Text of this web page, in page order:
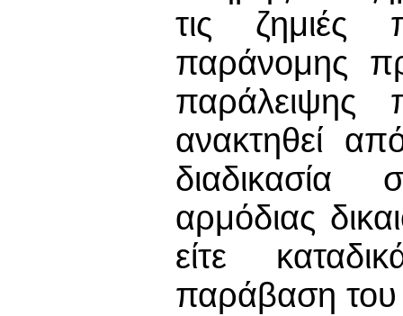
τις
παράνομης
παράλειψης
ανακτηθεί
διαδικασία
αρμόδιας
είτε
παράβαση του